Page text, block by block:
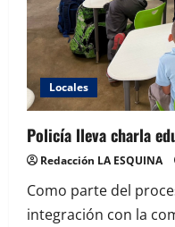
Locales
Policía lleva charla
Redacción LA ESQUINA
Como parte del
integración con la